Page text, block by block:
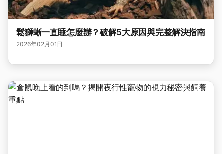
鬆獅蜥一直睡怎麼辦？破解5大原因與完整解決指南
2026年02月01日